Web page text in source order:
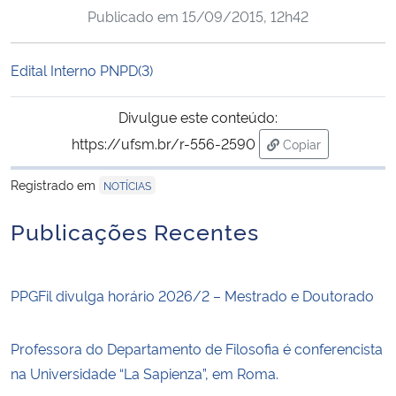
Ministério da Cidadania
Ministério da Ciência, Tecnologia, Inovações e Comunicações
Ministério do Turismo
Ministério do Desenvolvimento Regional
Controladoria-Geral da União
Publicado em 15/09/2015, 12h42
Edital Interno PNPD(3)
Divulgue este conteúdo:
https://ufsm.br/r-556-2590
Copiar
para área de
Registrado em
NOTÍCIAS
Publicações Recentes
PPGFil divulga horário 2026/2 – Mestrado e Doutorado
Professora do Departamento de Filosofia é conferencista
na Universidade “La Sapienza”, em Roma.